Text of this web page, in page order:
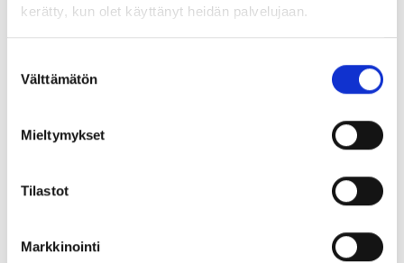
kerätty, kun olet käyttänyt heidän palvelujaan.
valinta
Välttämätön
Mieltymykset
Tilastot
Markkinointi